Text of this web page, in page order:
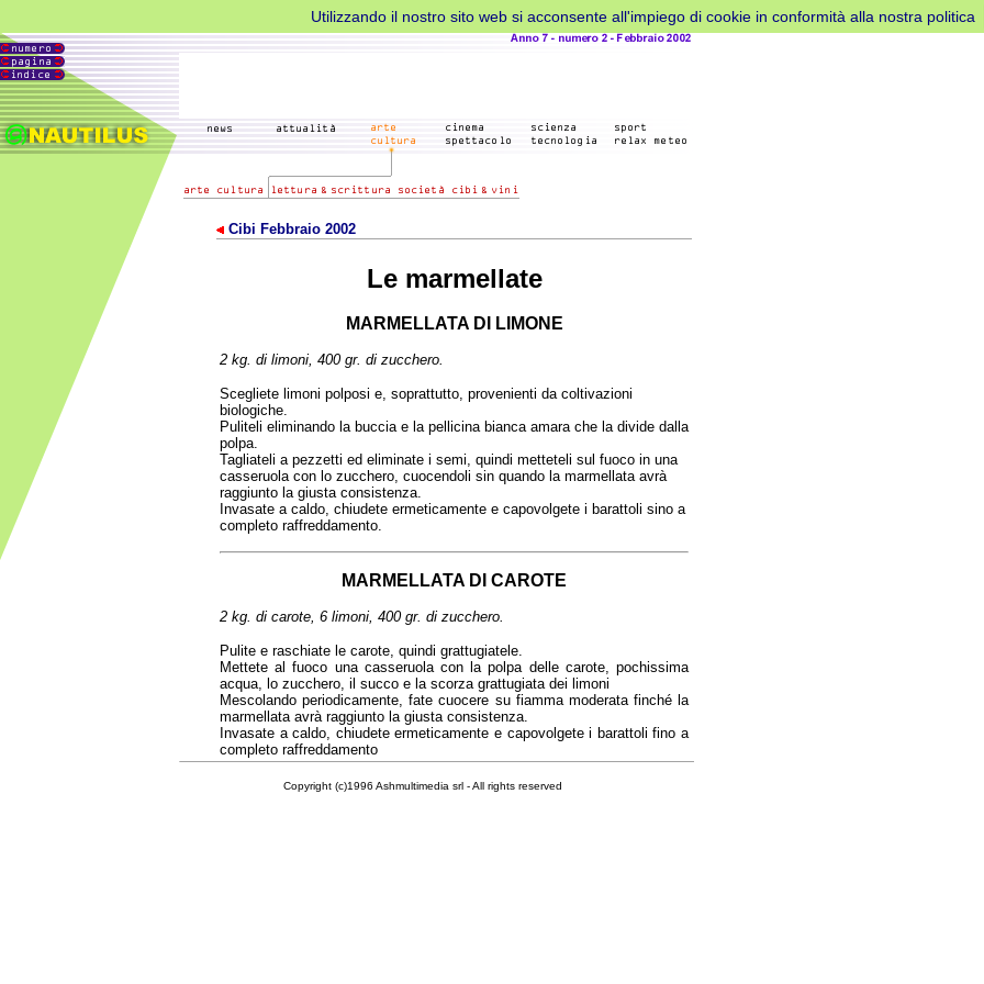
Utilizzando il nostro sito web si acconsente all'impiego di cookie in conformità alla nostra politica
Cibi Febbraio 2002
Le marmellate
MARMELLATA DI LIMONE
2 kg. di limoni, 400 gr. di zucchero.
Scegliete limoni polposi e, soprattutto, provenienti da coltivazioni
biologiche.
Puliteli eliminando la buccia e la pellicina bianca amara che la divide dalla
polpa.
Tagliateli a pezzetti ed eliminate i semi, quindi metteteli sul fuoco in una
casseruola con lo zucchero, cuocendoli sin quando la marmellata avrà
raggiunto la giusta consistenza.
Invasate a caldo, chiudete ermeticamente e capovolgete i barattoli sino a
completo raffreddamento.
MARMELLATA DI CAROTE
2 kg. di carote, 6 limoni, 400 gr. di zucchero.
Pulite e raschiate le carote, quindi grattugiatele.
Mettete al fuoco una casseruola con la polpa delle carote, pochissima
acqua, lo zucchero, il succo e la scorza grattugiata dei limoni
Mescolando periodicamente, fate cuocere su fiamma moderata finché la
marmellata avrà raggiunto la giusta consistenza.
Invasate a caldo, chiudete ermeticamente e capovolgete i barattoli fino a
completo raffreddamento
Copyright (c)1996 Ashmultimedia srl - All rights reserved